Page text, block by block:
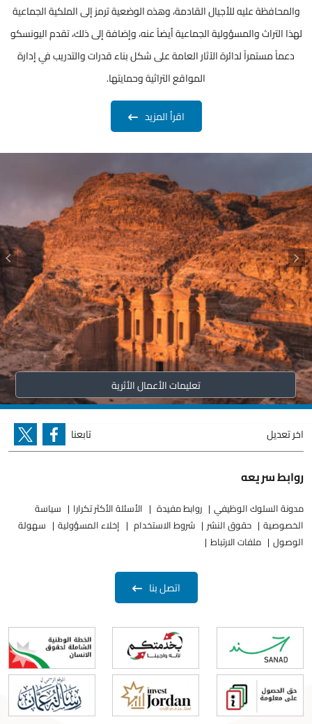
والمحافظة عليه للأجيال القادمة، وهذه الوضعية ترمز إلى الملكية الجماعية
لهذا التراث والمسؤولية الجماعية أيضاً عنه، وإضافة إلى ذلك، تقدم اليونسكو
دعماً مستمراً لدائرة الآثار العامة على شكل بناء قدرات والتدريب في إدارة
المواقع التراثية وحمايتها.
اقرأ المزيد
تعليمات الأعمال الأثرية
اخر تعديل تابعنا
روابط سريعه
مدونة السلوك الوظيفي روابط مفيدة الأسئلة الأكثر تكرارا
سياسة
الخصوصية
حقوق النشر شروط الاستخدام إخلاء المسؤولية
سهولة
الوصول
ملفات الارتباط
اتصل بنا